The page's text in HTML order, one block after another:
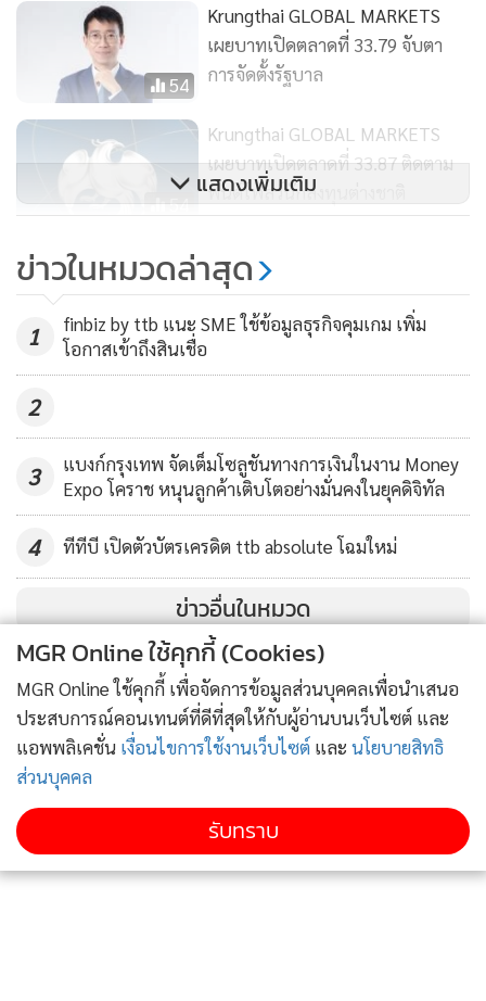
ทองคำตลาด COMEX ส่งมอบเดือน มิ.ย.) ปรับตัวลดลงต่อเนื่องสู่
ระดับ 1,961 ดอลลาร์ต่อออนซ์ ซึ่งเป็นการปรับตัวลงใกล้โซน
แนวรับหลักแถว 1.950 ดอลลาร์ต่อออนซ์ หลังจากหลุดโซนแนว
รับช่วง 1,990 ดอลลาร์ต่อออนซ์ โดยเรายังคงมองว่าการปรับฐาน
ของราคาทองคำในช่วงที่ผ่านมา อาจหนุนให้ผู้เล่นบางส่วนทยอย
เข้าซื้อทองคำในจังหวะย่อตัว ซึ่งโฟลว์ธุรกรรมดังกล่าวมีส่วน
กดดันให้เงินบาทอ่อนค่าลงได้
สำหรับวันนี้ รายงานข้อมูลเศรษฐกิจสำคัญอาจมีไม่มากนัก
อย่างไรก็ดี ผู้เล่นในตลาดจะรอประเมินแนวโน้มการดำเนิน
นโยบายการเงินของเฟด ผ่านถ้อยแถลงของบรรดาเจ้าหน้าที่เฟด
โดยเฉพาะประธานเฟด Jerome Powell เช่นเดียวกันกับในฝั่ง
ยุโรป ผู้เล่นในตลาดจะรอติดตามถ้อยแถลงของบรรดาเจ้าหน้าที่
ECB เช่นกัน หลังล่าสุดอัตราเงินเฟ้อยูโรโซนยังคงอยู่ในระดับสูง
ทำให้ผู้เล่นในตลาดยังคงคาดว่า ECB จะเดินหน้าขึ้นดอกเบี้ยต่อ
เนื่องได้ไม่ยาก
จัดตั้งรัฐบาลอาจเป็นประเด็นที่กดดันตลาดการเงินไทยได้ในช่วง
นี้ ซึ่งเรามองว่ามีโอกาสที่ปัจจัยการเมืองจะมีผลต่อตลาดไปอีก
ราว 2 เดือน ซึ่งความกังวลต่อการจัดตั้งรัฐบาลของไทยอาจทำให้
นักลงทุนต่างชาติยังไม่กลับเข้ามาซื้อสุทธิสินทรัพย์ไทย
54
Krungthai GLOBAL MARKETS
เผยบาทเปิดตลาดที่ 33.79 จับตา
การจัดตั้งรัฐบาล
54
Krungthai GLOBAL MARKETS
เผยบาทเปิดตลาดที่ 33.87 ติดตาม
ฟันด์โฟลว์นักลงทุนต่างชาติ
130
เผยบาทเปิดตลาดที่ 33.62 จับตา
ปัจจัยหนุนจากฟันด์โฟลว์
แสดงเพิ่มเติม
ข่าวในหมวดล่าสุด
1
finbiz by ttb แนะ SME ใช้ข้อมูลธุรกิจคุมเกม เพิ่ม
โอกาสเข้าถึงสินเชื่อ
2
3
แบงก์กรุงเทพ จัดเต็มโซลูชันทางการเงินในงาน Money
Expo โคราช หนุนลูกค้าเติบโตอย่างมั่นคงในยุคดิจิทัล
4 ทีทีบี เปิดตัวบัตรเครดิต ttb absolute โฉมใหม่
ข่าวอื่นในหมวด
ติดตามข่าวสารผ่านทาง LINE
MGR Online Application
MGR Online ใช้คุกกี้ (Cookies)
MGR Online ใช้คุกกี้ เพื่อจัดการข้อมูลส่วนบุคคลเพื่อนำเสนอ
ประสบการณ์คอนเทนต์ที่ดีที่สุดให้กับผู้อ่านบนเว็บไซต์ และ
แอพพลิเคชั่น เงื่อนไขการใช้งานเว็บไซต์ และ นโยบายสิทธิ
ส่วนบุคคล
รับทราบ